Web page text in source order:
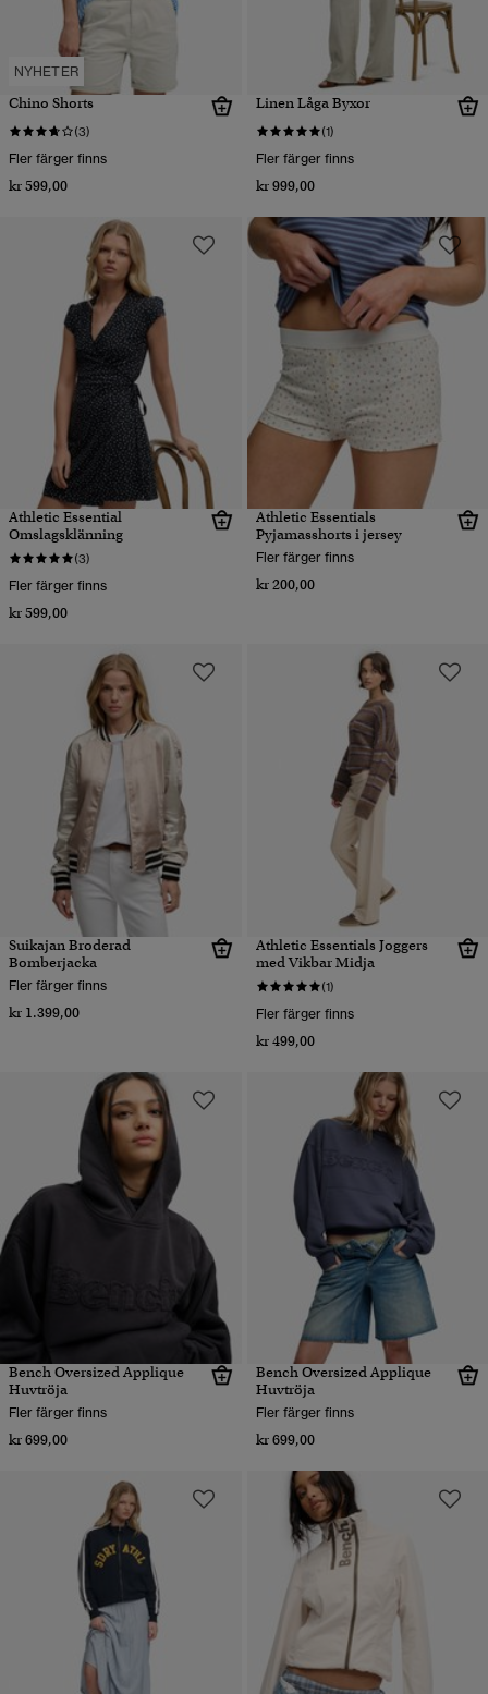
NYHETER
Chino Shorts
(3)
Fler färger finns
kr 599,00
Linen Låga Byxor
(1)
Fler färger finns
kr 999,00
Athletic Essential
Omslagsklänning
(3)
Fler färger finns
kr 599,00
Athletic Essentials
Pyjamasshorts i jersey
Fler färger finns
kr 200,00
Suikajan Broderad
Bomberjacka
Fler färger finns
kr 1.399,00
Athletic Essentials Joggers
med Vikbar Midja
(1)
Fler färger finns
kr 499,00
Bench Oversized Applique
Huvtröja
Fler färger finns
kr 699,00
Bench Oversized Applique
Huvtröja
Fler färger finns
kr 699,00